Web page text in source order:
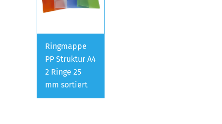
Ringmappe
PP Struktur A4
2 Ringe 25
mm sortiert